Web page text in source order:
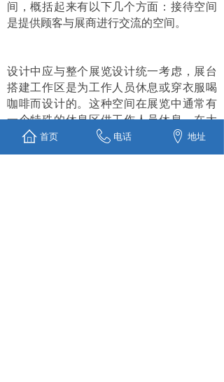
间，概括起来有以下几个方面：接待空间
是提供顾客与展商进行交流的空间。
设计中应与整个展览设计统一考虑，展台
搭建工作区是为工作人员休息或穿衣服喝
咖啡而设计的。这种空间在展览中通常有
一个特殊的休息区供工作人员休息。在大
型展览中，组织者将建立类似的空间场
地，但通常只划分区域。储存空间是指存
首页 电话 地址